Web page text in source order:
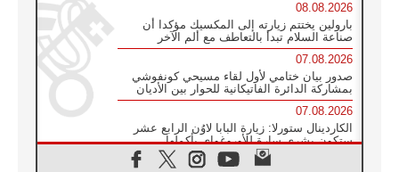
08.08.2026
بارولين يختتم زيارته إلى المكسيك مؤكدا أن
صناعة السلام تبدأ بالتعاطف مع ألم الآخر
07.08.2026
صدور بيان ختامي لأول لقاء مسيحي كونفوشي
بمشاركة الدائرة الفاتيكانية للحوار بين الأديان
07.08.2026
الكاردينال ستورلا: زيارة البابا لاوُن الرابع عشر
ستكون بشرى سارة للأوروغواي بأكملها